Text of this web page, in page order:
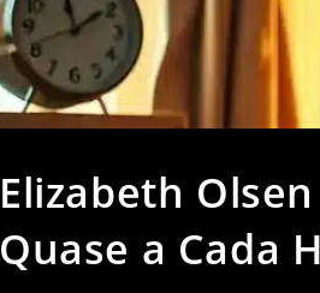
Elizabeth
Quase a Cada